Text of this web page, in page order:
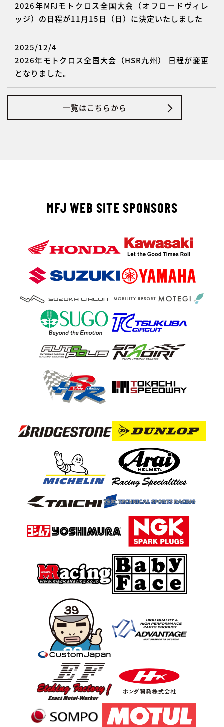
2026年MFJモトクロス全国大会（オフロードヴィレ
ッジ）の日程が11月15日（日）に決定いたしました
2025/12/4
2026年モトクロス全国大会（HSR九州） 日程が変更
となりました。
一覧はこちらから
MFJ WEB SITE SPONSORS